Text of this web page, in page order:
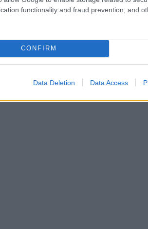
functionality and fraud prevention, and
CONFIRM
Data Deletion Data Access